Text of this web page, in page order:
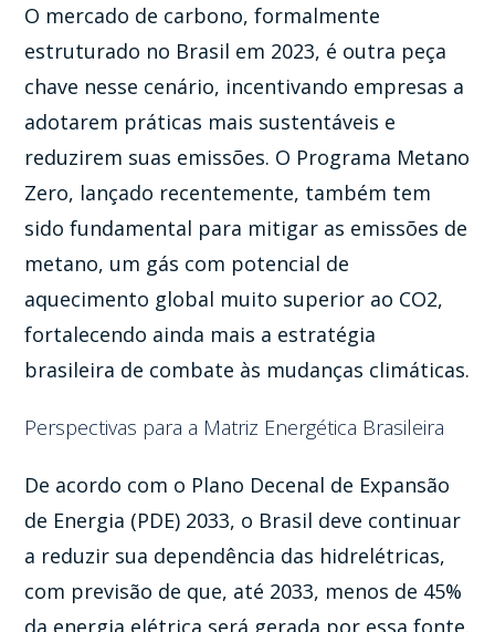
O mercado de carbono, formalmente
estruturado no Brasil em 2023, é outra peça
chave nesse cenário, incentivando empresas a
adotarem práticas mais sustentáveis e
reduzirem suas emissões. O Programa Metano
Zero, lançado recentemente, também tem
sido fundamental para mitigar as emissões de
metano, um gás com potencial de
aquecimento global muito superior ao CO2,
fortalecendo ainda mais a estratégia
brasileira de combate às mudanças climáticas.
Perspectivas para a Matriz Energética Brasileira
De acordo com o Plano Decenal de Expansão
de Energia (PDE) 2033, o Brasil deve continuar
a reduzir sua dependência das hidrelétricas,
com previsão de que, até 2033, menos de 45%
da energia elétrica será gerada por essa fonte.